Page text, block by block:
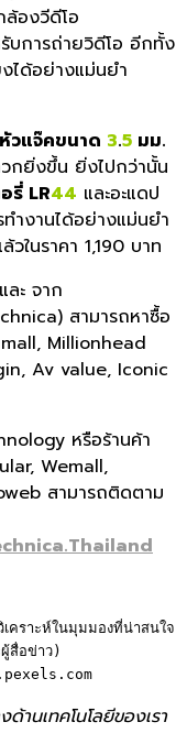
ล้องวีดีโอ
บการถ่ายวิดีโอ อีกทั้ง
ได้อย่างแม่นยำ
วแจ๊คขนาด 3.5 มม.
กยิ่งขึ้น ยิ่งไปกว่านั้น
รี่ LR44 และอะแดป
ำงานได้อย่างแม่นยำ
ในราคา 1,190 บาท
และ จาก
สามารถหาซื้อ
Millionhead
Av value, Iconic
หรือร้านค้า
Wemall,
สามารถติดตาม
คราะห์ในมุมมองที่น่าสนใจ
สื่อข่าว)
านเทคโนโลยีของเรา